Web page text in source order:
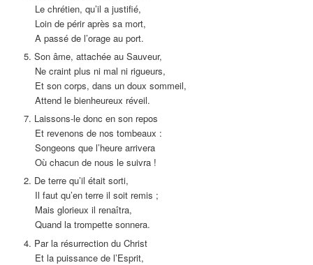
Le chrétien, qu’il a justifié,
Loin de périr après sa mort,
A passé de l’orage au port.
5. Son âme, attachée au Sauveur,
Ne craint plus ni mal ni rigueurs,
Et son corps, dans un doux sommeil,
Attend le bienheureux réveil.
7. Laissons-le donc en son repos
Et revenons de nos tombeaux :
Songeons que l’heure arrivera
Où chacun de nous le suivra !
2. De terre qu’il était sorti,
Il faut qu’en terre il soit remis ;
Mais glorieux il renaîtra,
Quand la trompette sonnera.
4. Par la résurrection du Christ
Et la puissance de l’Esprit,